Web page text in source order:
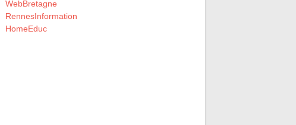
WebBretagne
RennesInformation
HomeEduc